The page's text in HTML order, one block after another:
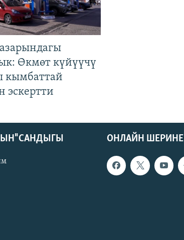
Өкмөт күйүүчү
кымбаттай
эскертти
ОНЛАЙН ШЕРИНЕ
САНДЫГЫ